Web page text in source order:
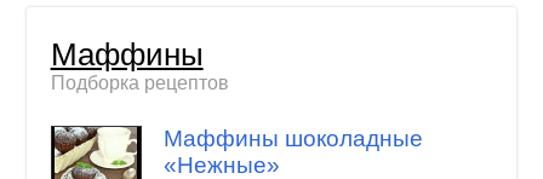
Маффины
Подборка рецептов
Маффины шоколадные
«Нежные»